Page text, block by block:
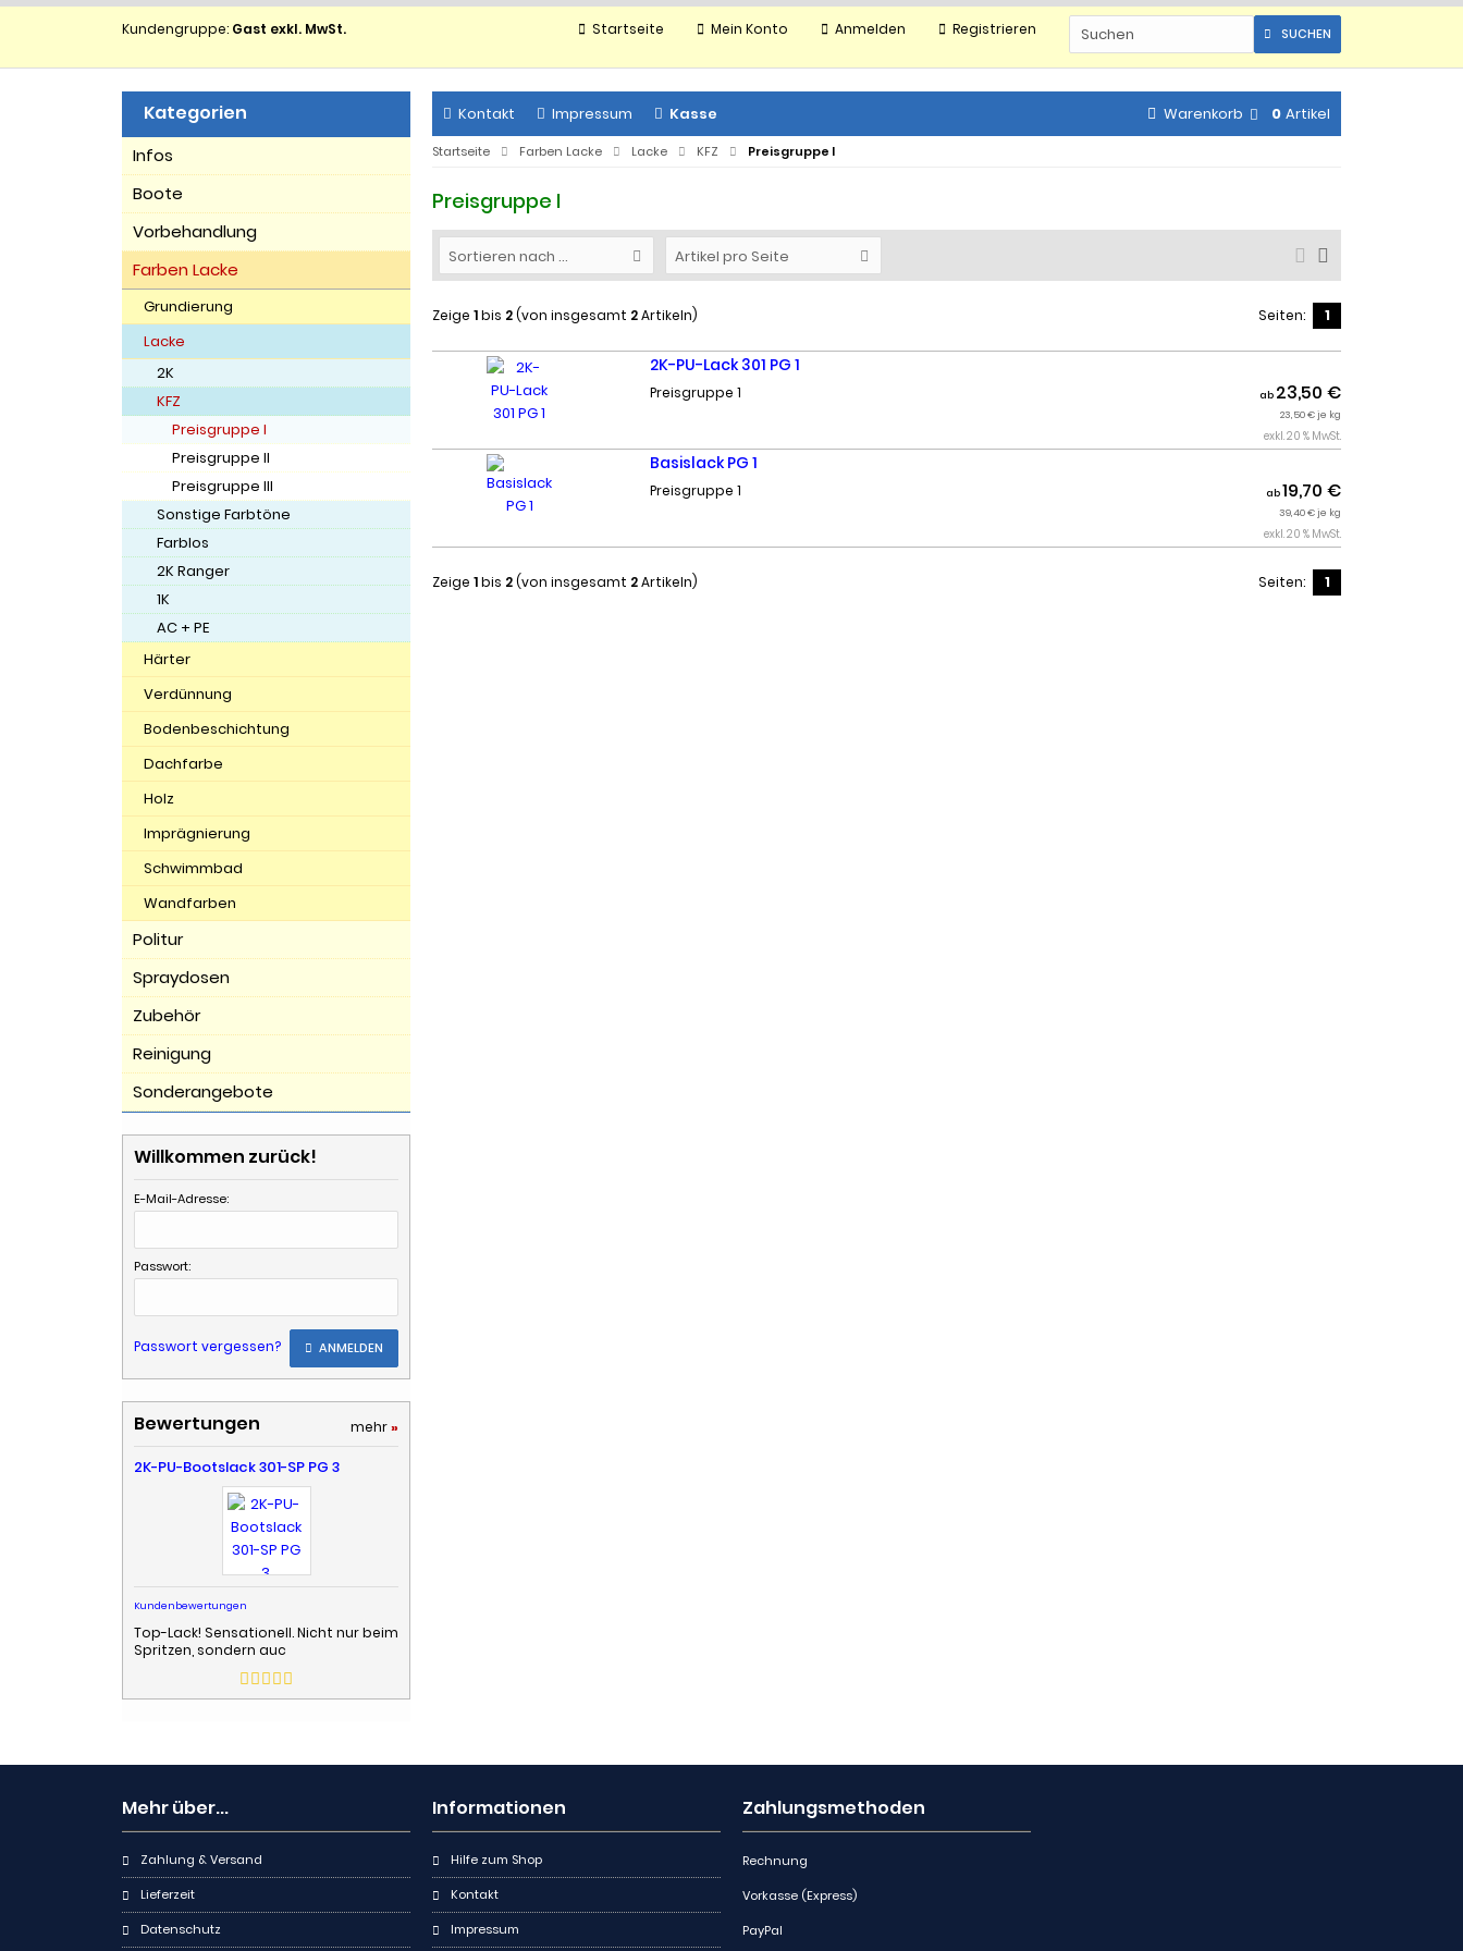
Kundengruppe: Gast exkl. MwSt. SUCHEN
Registrieren
Anmelden
Mein Konto
Startseite
Kontakt Impressum Kasse Warenkorb 0 Artikel
Startseite Farben Lacke Lacke KFZ Preisgruppe I
Preisgruppe I
Sortieren nach ... Artikel pro Seite
Zeige 1bis 2(von insgesamt 2Artikeln) Seiten: 1
2K-PU-Lack 301 PG 1
Preisgruppe 1 ab 23,50 €
23,50 € je kg
exkl. 20 % MwSt.
Basislack PG 1
Preisgruppe 1 ab19,70 €
39,40 € je kg
exkl. 20 % MwSt.
Zeige 1bis 2(von insgesamt 2Artikeln) Seiten: 1
Kategorien
Infos
Boote
Vorbehandlung
Farben Lacke
Grundierung
Lacke
2K
KFZ
Preisgruppe I
Preisgruppe II
Preisgruppe III
Sonstige Farbtöne
Farblos
2K Ranger
1K
AC + PE
Härter
Verdünnung
Bodenbeschichtung
Dachfarbe
Holz
Imprägnierung
Schwimmbad
Wandfarben
Politur
Spraydosen
Zubehör
Reinigung
Sonderangebote
Willkommen zurück!
E-Mail-Adresse:
Passwort:
Passwort vergessen? ANMELDEN
Bewertungen mehr»
2K-PU-Bootslack 301-SP PG 3
Kundenbewertungen
Top-Lack! Sensationell. Nicht nur beim
Spritzen, sondern auc
Mehr über...
Zahlung & Versand
Lieferzeit
Datenschutz
Informationen
Hilfe zum Shop
Kontakt
Impressum
Zahlungsmethoden
Rechnung
Vorkasse (Express)
PayPal